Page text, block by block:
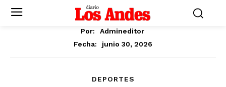
Por:
Admineditor
Fecha:
junio 30, 2026
DEPORTES